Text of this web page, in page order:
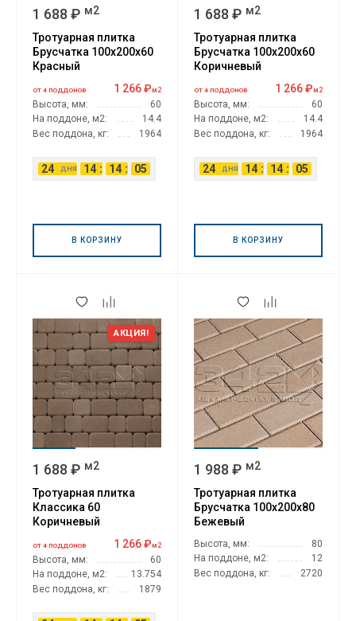
1 688 ₽ м2
Тротуарная плитка
Брусчатка 100х200х60
Красный
ОТ 4 ПОДДОНОВ 1 266 ₽м2
Высота, мм:
60
На поддоне, м2:
14.4
Вес поддона, кг:
1964
24 дня 14 : 14 : 05
В КОРЗИНУ
1 688 ₽ м2
Тротуарная плитка
Брусчатка 100х200х60
Коричневый
ОТ 4 ПОДДОНОВ 1 266 ₽м2
Высота, мм:
60
На поддоне, м2:
14.4
Вес поддона, кг:
1964
24 дня 14 : 14 : 05
В КОРЗИНУ
АКЦИЯ!
1 688 ₽ м2
Тротуарная плитка
Классика 60
Коричневый
ОТ 4 ПОДДОНОВ 1 266 ₽м2
Высота, мм:
60
На поддоне, м2:
13.754
Вес поддона, кг:
1879
1 988 ₽ м2
Тротуарная плитка
Брусчатка 100х200х80
Бежевый
Высота, мм:
80
На поддоне, м2:
12
Вес поддона, кг:
2720